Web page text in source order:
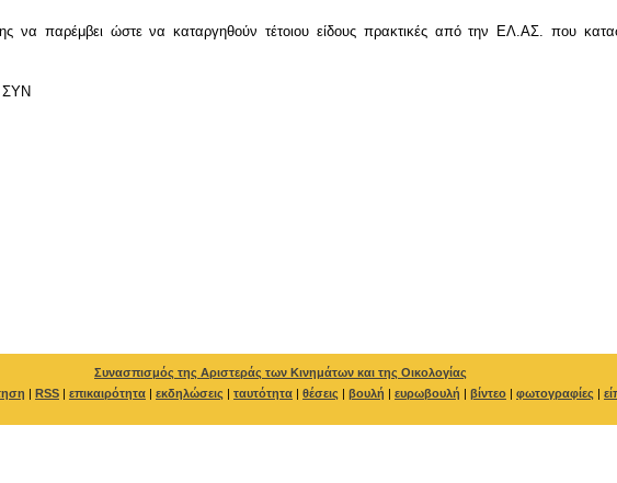
να παρέμβει ώστε να καταργηθούν τέτοιου είδους πρακτικές από την ΕΛ.ΑΣ. που
ΣΥΝ
Συνασπισμός της Αριστεράς των Κινημάτων και της Οικολογίας
| RSS | επικαιρότητα | εκδηλώσεις | ταυτότητα | θέσεις | βουλή | ευρωβουλή | βίντεο | φωτογραφίες |